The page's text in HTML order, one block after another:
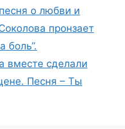
о любви и
пронзает
боль”.
вместе сделали
Песня – Ты